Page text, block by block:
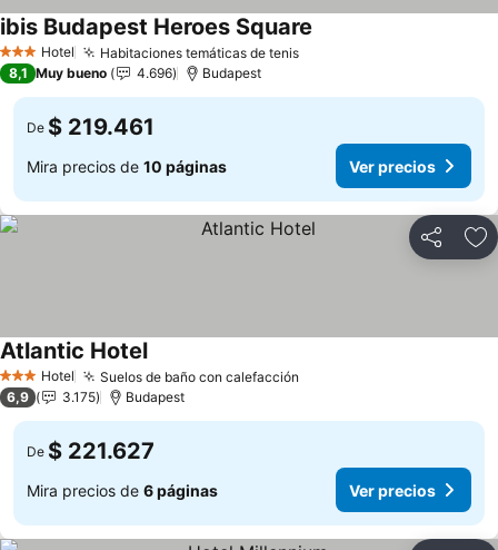
3 Estrellas
Hotel Habitaciones temáticas de tenis
ibis Budapest Heroes Square
8,1 Muy bueno 4.696 Budapest
De $ 219.461
Mira precios de 10 páginas Ver precios
Compartir
3 Estrellas
Hotel Suelos de baño con calefacción
Atlantic Hotel
6,9 3.175 Budapest
De $ 221.627
Mira precios de 6 páginas Ver precios